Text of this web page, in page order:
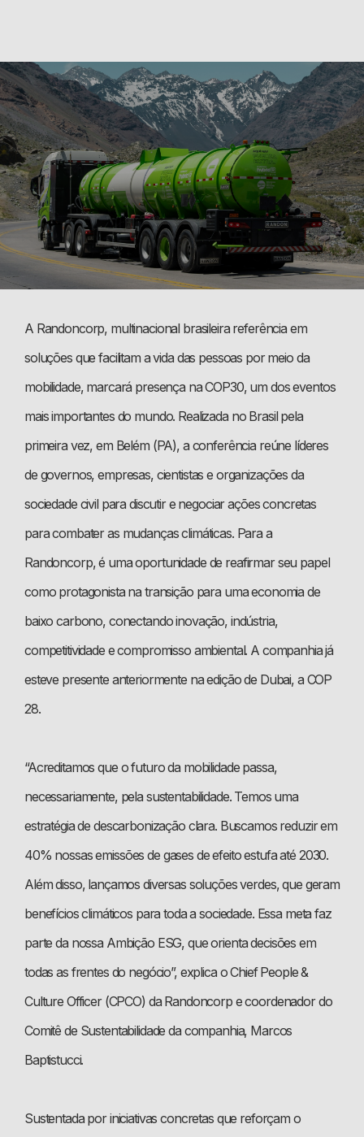
A Randoncorp, multinacional brasileira referência em
soluções que facilitam a vida das pessoas por meio da
mobilidade, marcará presença na COP30, um dos eventos
mais importantes do mundo. Realizada no Brasil pela
primeira vez, em Belém (PA), a conferência reúne líderes
de governos, empresas, cientistas e organizações da
sociedade civil para discutir e negociar ações concretas
para combater as mudanças climáticas. Para a
Randoncorp, é uma oportunidade de reafirmar seu papel
como protagonista na transição para uma economia de
baixo carbono, conectando inovação, indústria,
competitividade e compromisso ambiental. A companhia já
esteve presente anteriormente na edição de Dubai, a COP
28.
“Acreditamos que o futuro da mobilidade passa,
necessariamente, pela sustentabilidade. Temos uma
estratégia de descarbonização clara. Buscamos reduzir em
40% nossas emissões de gases de efeito estufa até 2030.
Além disso, lançamos diversas soluções verdes, que geram
benefícios climáticos para toda a sociedade. Essa meta faz
parte da nossa Ambição ESG, que orienta decisões em
todas as frentes do negócio”, explica oChief People &
Culture Officer(CPCO) da Randoncorp e coordenador do
Comitê de Sustentabilidade da companhia, Marcos
Baptistucci.
Sustentada por iniciativas concretas que reforçam o